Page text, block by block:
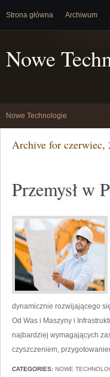
Strona główna Archiwum
Nowe
Nowe Technologie
Archive for czerwiec,
Przemysł w
dynamicznie rozwijającego
Od Was i Maszyny i
najbardziej wymagających
czyszczeniem,
CATEGORIES: NOWE